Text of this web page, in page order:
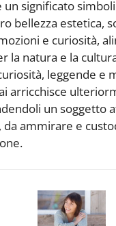
un significato
bellezza estetica,
e curiosità,
la natura e la
leggende e
arricchisce
un soggetto
da ammirare e